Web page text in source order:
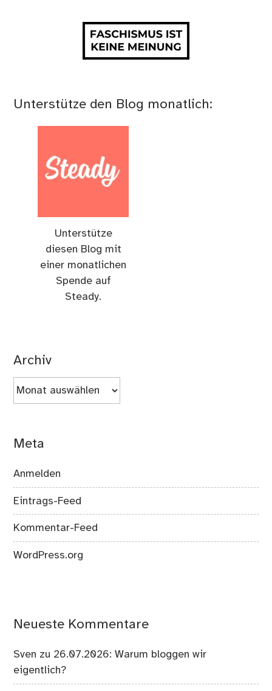
Unterstütze den Blog monatlich:
Unterstütze
diesen Blog mit
einer monatlichen
Spende auf
Steady.
Archiv
Archiv
Meta
Anmelden
Eintrags-Feed
Kommentar-Feed
WordPress.org
Neueste Kommentare
Sven zu 26.07.2026: Warum bloggen wir
eigentlich?